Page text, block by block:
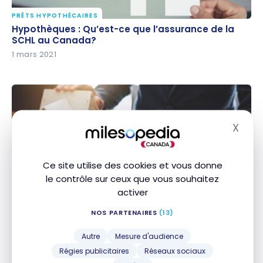
Ce site utilise des cookies et vous donne
le contrôle sur ceux que vous souhaitez
activer
NOS PARTENAIRES (13)
Autre
Mesure d'audience
Régies publicitaires
Réseaux sociaux
X
Hypothèques : Qu’est-ce que l’assurance de la SCHL
au Canada?
PRÊTS HYPOTHÉCAIRES
Hypothèques : Qu’est-ce que l’assurance de la
SCHL au Canada?
1 mars 2021
Hypothèques : Comment déterminer le montant de
PRÊTS HYPOTHÉCAIRES
Hypothèques : Comment déterminer le montant
de vos versements hypothécaires